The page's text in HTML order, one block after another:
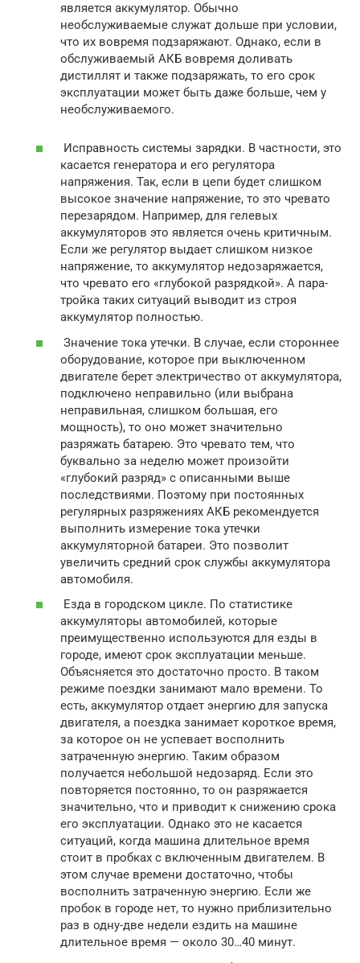
является аккумулятор. Обычно
необслуживаемые служат дольше при условии,
что их вовремя подзаряжают. Однако, если в
обслуживаемый АКБ вовремя доливать
дистиллят и также подзаряжать, то его срок
эксплуатации может быть даже больше, чем у
необслуживаемого.
Исправность системы зарядки. В частности, это
касается генератора и его регулятора
напряжения. Так, если в цепи будет слишком
высокое значение напряжение, то это чревато
перезарядом. Например, для гелевых
аккумуляторов это является очень критичным.
Если же регулятор выдает слишком низкое
напряжение, то аккумулятор недозаряжается,
что чревато его «глубокой разрядкой». А пара-
тройка таких ситуаций выводит из строя
аккумулятор полностью.
Значение тока утечки. В случае, если стороннее
оборудование, которое при выключенном
двигателе берет электричество от аккумулятора,
подключено неправильно (или выбрана
неправильная, слишком большая, его
мощность), то оно может значительно
разряжать батарею. Это чревато тем, что
буквально за неделю может произойти
«глубокий разряд» с описанными выше
последствиями. Поэтому при постоянных
регулярных разряжениях АКБ рекомендуется
выполнить измерение тока утечки
аккумуляторной батареи. Это позволит
увеличить средний срок службы аккумулятора
автомобиля.
Езда в городском цикле. По статистике
аккумуляторы автомобилей, которые
преимущественно используются для езды в
городе, имеют срок эксплуатации меньше.
Объясняется это достаточно просто. В таком
режиме поездки занимают мало времени. То
есть, аккумулятор отдает энергию для запуска
двигателя, а поездка занимает короткое время,
за которое он не успевает восполнить
затраченную энергию. Таким образом
получается небольшой недозаряд. Если это
повторяется постоянно, то он разряжается
значительно, что и приводит к снижению срока
его эксплуатации. Однако это не касается
ситуаций, когда машина длительное время
стоит в пробках с включенным двигателем. В
этом случае времени достаточно, чтобы
восполнить затраченную энергию. Если же
пробок в городе нет, то нужно приблизительно
раз в одну-две недели ездить на машине
длительное время — около 30…40 минут.